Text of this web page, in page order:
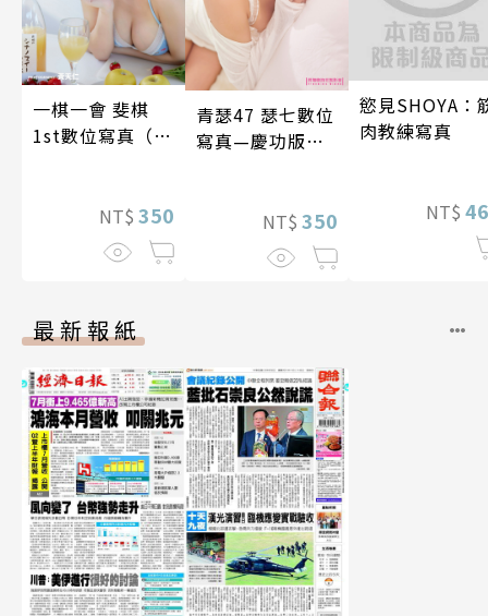
一棋一會 斐棋
1st數位寫真（含
NT$ 350
青瑟47 瑟七數位
寫真—慶功版
NT$ 350
慾見SHOYA：
肉教練寫真
NT$
最新報紙